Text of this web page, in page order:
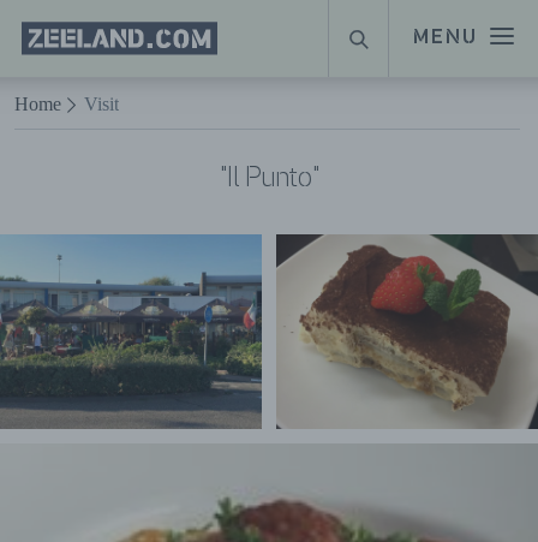
Naar hoofdinhoud
MENU
Homepage
Zeeland.com
ZOEKEN
Home Visit
"Il Punto"